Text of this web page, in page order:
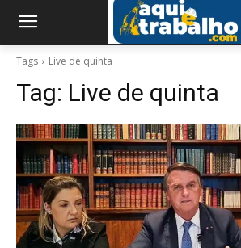
Tags Live de quinta
Tag: Live de quinta